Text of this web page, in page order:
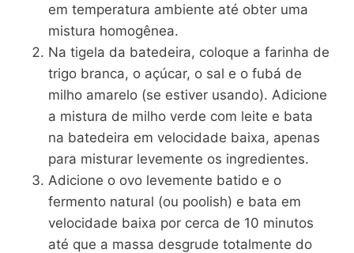
em temperatura ambiente até obter uma
mistura homogênea.
Na tigela da batedeira, coloque a farinha de
trigo branca, o açúcar, o sal e o fubá de
milho amarelo (se estiver usando). Adicione
a mistura de milho verde com leite e bata
na batedeira em velocidade baixa, apenas
para misturar levemente os ingredientes.
Adicione o ovo levemente batido e o
fermento natural (ou poolish) e bata em
velocidade baixa por cerca de 10 minutos
até que a massa desgrude totalmente do